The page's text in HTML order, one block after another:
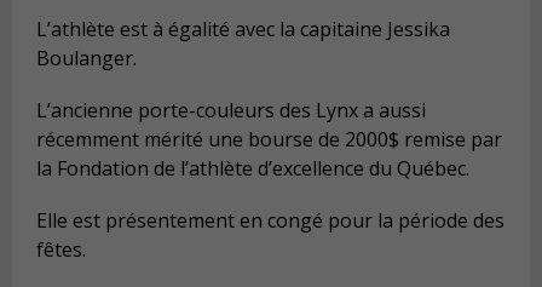
L’athlète est à égalité avec la capitaine Jessika
Boulanger.
L’ancienne porte-couleurs des Lynx a aussi
récemment mérité une bourse de 2000$ remise par
la Fondation de l’athlète d’excellence du Québec.
Elle est présentement en congé pour la période des
fêtes.